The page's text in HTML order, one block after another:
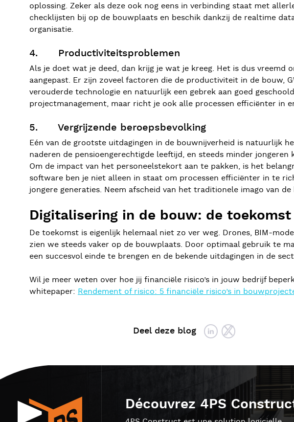
oplossing. Zeker als deze ook nog eens in verbinding staat met
checklijsten bij op de bouwplaats en beschik dankzij de realtime
organisatie.
4. Productiviteitsproblemen
Als je doet wat je deed, dan krijg je wat je kreeg. Het is dus
aangepast. Er zijn zoveel factoren die de productiviteit in de bouw,
verouderde technologie en natuurlijk een gebrek aan goed
projectmanagement, maar richt je ook alle processen efficiënter in
5. Vergrijzende beroepsbevolking
Eén van de grootste uitdagingen in de bouwnijverheid is natuurlijk
naderen de pensioengerechtigde leeftijd, en steeds minder
Om de impact van het personeelstekort aan te pakken, is het
software ben je niet alleen in staat om processen efficiënter in te
jongere generaties. Neem afscheid van het traditionele imago van
Digitalisering in de bouw: de toekomst
De toekomst is eigenlijk helemaal niet zo ver weg. Drones, BIM-
zien we steeds vaker op de bouwplaats. Door optimaal gebruik te
een succesvol einde te brengen en de bekende uitdagingen in de
Wil je meer weten over hoe jij financiële risico’s in jouw bedrijf
whitepaper: Rendement of risico: 5 financiële risico’s in
Deel deze blog
Découvrez 4PS